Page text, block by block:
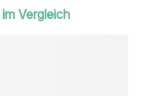
Vergleich